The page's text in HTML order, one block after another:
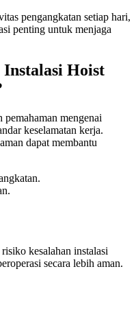
pengangkatan setiap hari,
penting untuk menjaga
Hoist
pemahaman mengenai
keselamatan kerja.
dapat membantu
kesalahan instalasi
secara lebih aman.